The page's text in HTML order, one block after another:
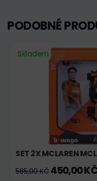
PODOBNÉ
Skladem
SET 2X MCLAREN
585,00 KČ 450,00 KČ